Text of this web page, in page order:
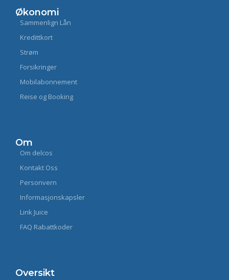
Økonomi
Sammenlign Lån
Kredittkort
Strøm
Forsikringer
Mobilabonnement
Reise og Booking
Om
Om delcos
Kontakt Oss
Personvern
Informasjonskapsler
Link Juice
FAQ Rabattkoder
Oversikt